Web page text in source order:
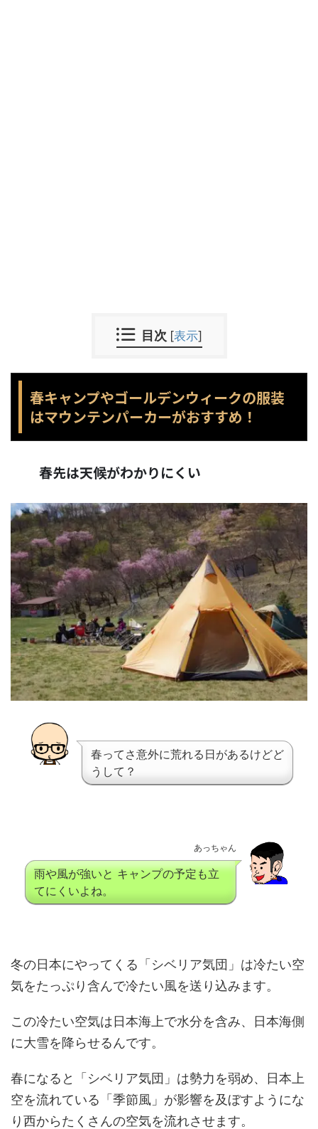
目次 [表示]
春キャンプやゴールデンウィークの服装
はマウンテンパーカーがおすすめ！
春先は天候がわかりにくい
春ってさ意外に荒れる日があるけどど
うして？
あっちゃん
雨や風が強いと キャンプの予定も立
てにくいよね。
冬の日本にやってくる「シベリア気団」は冷たい空
気をたっぷり含んで冷たい風を送り込みます。
この冷たい空気は日本海上で水分を含み、日本海側
に大雪を降らせるんです。
春になると「シベリア気団」は勢力を弱め、日本上
空を流れている「季節風」が影響を及ぼすようにな
り西からたくさんの空気を流れさせます。